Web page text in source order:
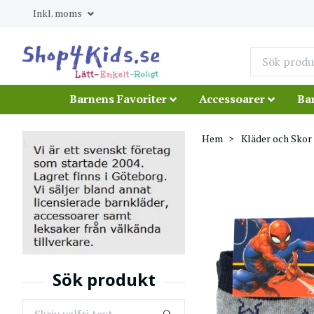
Inkl. moms
Barnens Favoriter Accessoarer
Hem Kläder och Skor